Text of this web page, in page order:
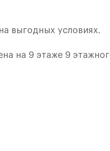
выгодных условиях.
на 9 этаже 9